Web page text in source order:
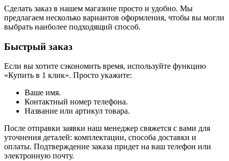
Сделать заказ в нашем магазине просто и удобно. Мы
предлагаем несколько вариантов оформления, чтобы вы могли
выбрать наиболее подходящий способ.
Быстрый заказ
Если вы хотите сэкономить время, используйте функцию
«Купить в 1 клик». Просто укажите:
Ваше имя.
Контактный номер телефона.
Название или артикул товара.
После отправки заявки наш менеджер свяжется с вами для
уточнения деталей: комплектации, способа доставки и
оплаты. Подтверждение заказа придет на ваш телефон или
электронную почту.